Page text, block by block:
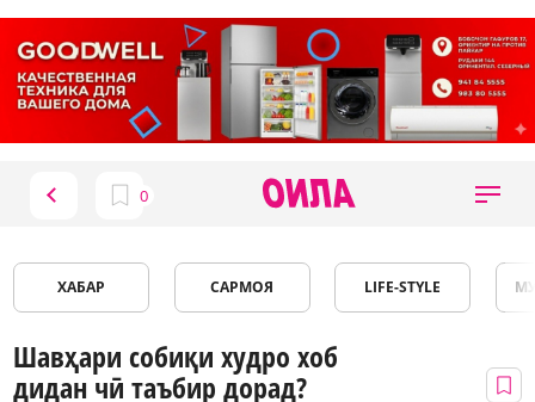
ХАБАР САРМОЯ LIFE-STYLE
Шавҳари собиқи худро хоб
дидан чӣ таъбир дорад?